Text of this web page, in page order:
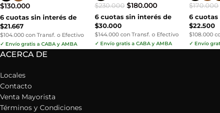
$130.000
6 cuotas sin interés de
$21.667
$104.000 con Transf. o Efectivo
✓ Envío gratis a CABA y AMBA
$230.000 $180.000
6 cuotas sin interés de
$30.000
$144.000 con Transf. o Efectivo
✓ Envío gratis a CABA y AMBA
$170.000
6 cuotas
$22.500
$108.000
✓ Envío
ACERCA DE
Locales
Contacto
Venta Mayorista
Términos y Condiciones